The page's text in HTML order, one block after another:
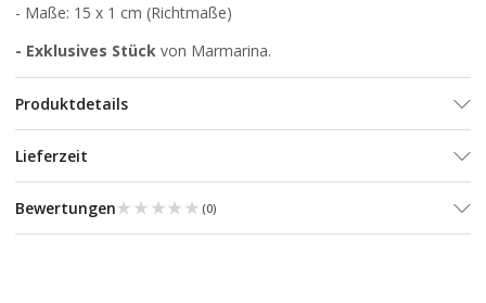
- Maße: 15 x 1 cm (Richtmaße)
- Exklusives Stück von Marmarina.
Produktdetails
Lieferzeit
Bewertungen★★★★★
★★★★★ (0)